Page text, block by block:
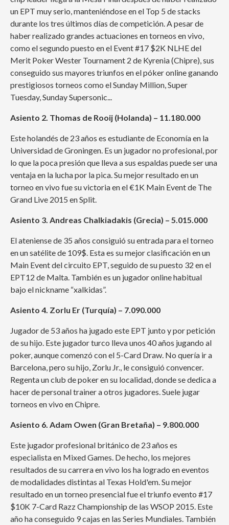
un EPT muy serio, manteniéndose en el Top 5 de stacks
durante los tres últimos días de competición. A pesar de
haber realizado grandes actuaciones en torneos en vivo,
como el segundo puesto en el Event #17 $2K NLHE del
Merit Poker Wester Tournament 2 de Kyrenia (Chipre), sus
conseguido sus mayores triunfos en el póker online ganando
prestigiosos torneos como el Sunday Million, Super
Tuesday, Sunday Supersonic...
Asiento 2. Thomas de Rooij (Holanda) – 11.180.000
Este holandés de 23 años es estudiante de Economía en la
Universidad de Groningen. Es un jugador no profesional, por
lo que la poca presión que lleva a sus espaldas puede ser una
ventaja en la lucha por la pica. Su mejor resultado en un
torneo en vivo fue su victoria en el €1K Main Event de The
Grand Live 2015 en Split.
Asiento 3. Andreas Chalkiadakis (Grecia) – 5.015.000
El ateniense de 35 años consiguió su entrada para el torneo
en un satélite de 109$. Esta es su mejor clasificación en un
Main Event del circuito EPT, seguido de su puesto 32 en el
EPT12 de Malta. También es un jugador online habitual
bajo el nickname “xalkidas”.
Asiento 4. Zorlu Er (Turquía) – 7.090.000
Jugador de 53 años ha jugado este EPT junto y por petición
de su hijo. Este jugador turco lleva unos 40 años jugando al
poker, aunque comenzó con el 5-Card Draw. No quería ir a
Barcelona, pero su hijo, Zorlu Jr., le consiguió convencer.
Regenta un club de poker en su localidad, donde se dedica a
hacer de personal trainer a otros jugadores. Suele jugar
torneos en vivo en Chipre.
Asiento 6. Adam Owen (Gran Bretaña) – 9.800.000
Este jugador profesional británico de 23 años es
especialista en Mixed Games. De hecho, los mejores
resultados de su carrera en vivo los ha logrado en eventos
de modalidades distintas al Texas Hold'em. Su mejor
resultado en un torneo presencial fue el triunfo evento #17
$10K 7-Card Razz Championship de las WSOP 2015. Este
año ha conseguido 9 cajas en las Series Mundiales. También